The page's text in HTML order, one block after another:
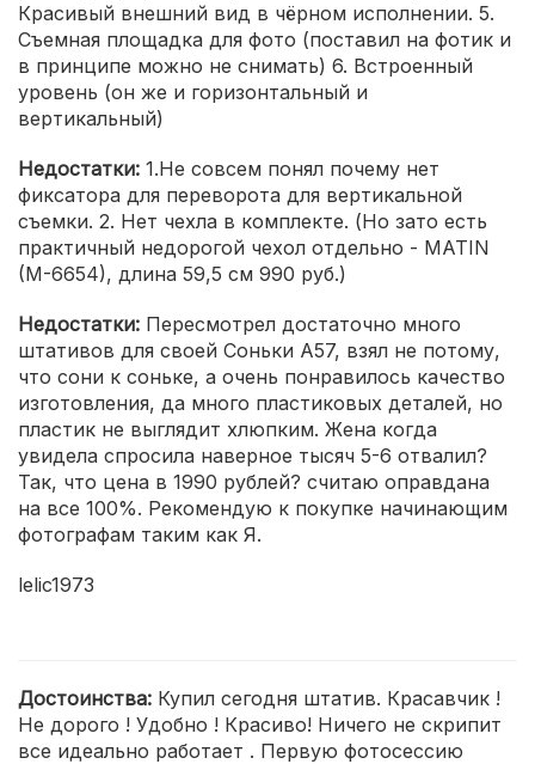
Красивый внешний вид в чёрном исполнении. 5.
Съемная площадка для фото (поставил на фотик и
в принципе можно не снимать) 6. Встроенный
уровень (он же и горизонтальный и
вертикальный)
Недостатки: 1.Не совсем понял почему нет
фиксатора для переворота для вертикальной
съемки. 2. Нет чехла в комплекте. (Но зато есть
практичный недорогой чехол отдельно - MATIN
(M-6654), длина 59,5 см 990 руб.)
Недостатки: Пересмотрел достаточно много
штативов для своей Соньки А57, взял не потому,
что сони к соньке, а очень понравилось качество
изготовления, да много пластиковых деталей, но
пластик не выглядит хлюпким. Жена когда
увидела спросила наверное тысяч 5-6 отвалил?
Так, что цена в 1990 рублей? считаю оправдана
на все 100%. Рекомендую к покупке начинающим
фотографам таким как Я.
lelic1973
Достоинства: Купил сегодня штатив. Красавчик !
Не дорого ! Удобно ! Красиво! Ничего не скрипит
все идеально работает . Первую фотосессию